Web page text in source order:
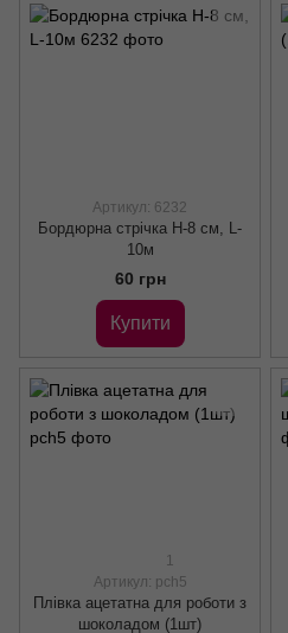
Артикул: 6232
Бордюрна стрічка H-8 см, L-
10м
60 грн
Купити
1
Артикул: pch5
Плівка ацетатна для роботи з
шоколадом (1шт)